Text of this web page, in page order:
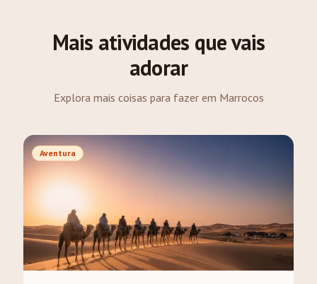
Mais atividades que vais
adorar
Explora mais coisas para fazer em Marrocos
Aventura